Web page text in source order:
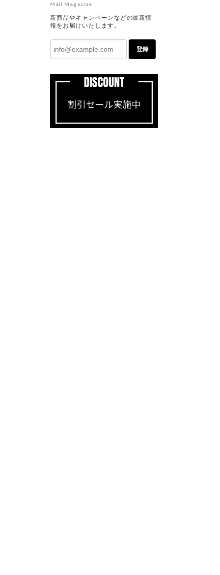
Mail Magazine
新商品やキャンペーンなどの最新情
報をお届けいたします。
登録